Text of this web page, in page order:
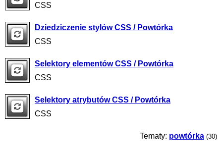
CSS
Dziedziczenie stylów CSS / Powtórka
CSS
Selektory elementów CSS / Powtórka
CSS
Selektory atrybutów CSS / Powtórka
CSS
Tematy: powtórka (30)